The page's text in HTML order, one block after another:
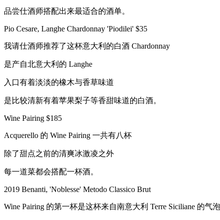
品尝仕酒师搭配出来最适合的酒单。
Pio Cesare, Langhe Chardonnay 'Piodilei' $35
我请仕酒师推荐了这杯意大利的白酒 Chardonnay
是产自北意大利的 Langhe
入口有着淡淡的橡木与香草味道
是比较清新有着苹果梨子等香甜味道的白酒。
Wine Pairing $185
Acquerello 的 Wine Pairing 一共有八杯
除了甜点之前的清爽冰激凌之外
每一道菜都会搭配一杯酒。
2019 Benanti, 'Noblesse' Metodo Classico Brut
Wine Pairing 的第一杯是这杯来自南意大利 Terre Siciliane 的气